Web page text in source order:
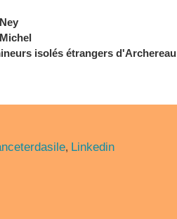
isolés étrangers d'Archereau
, Linkedin